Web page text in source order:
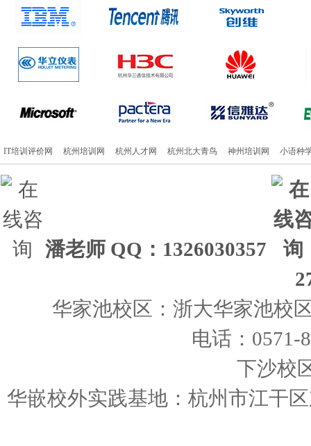
IT培训评价网 杭州培训网 杭州人才网 杭州北大青鸟 神州培训网 小语种
潘老师 QQ：1326030357
华家池校区：浙大华家池校
电话：0571-
下沙校
华嵌校外实践基地：杭州市江干